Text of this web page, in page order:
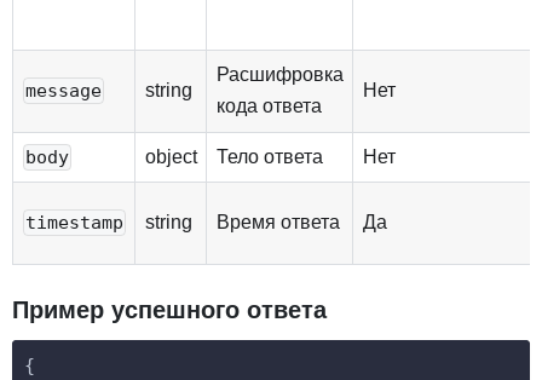
message string
Расшифровка
кода ответа
Нет
body object Тело ответа Нет
timestamp string Время ответа Да
Пример успешного ответа
{